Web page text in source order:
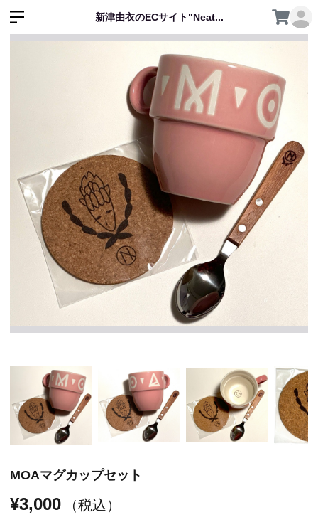
新津由衣のECサイト"Neat...
MOAマグカップセット
¥3,000 （税込）